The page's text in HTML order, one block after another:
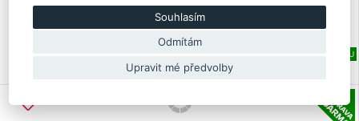
Souhlasím
Odmítám
Upravit mé předvolby
VHODNÉ DO PROVOZU